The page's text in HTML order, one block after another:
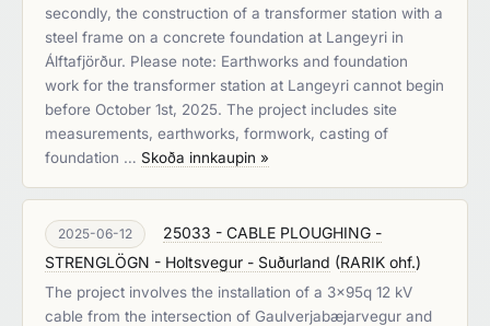
secondly, the construction of a transformer station with a
steel frame on a concrete foundation at Langeyri in
Álftafjörður. Please note: Earthworks and foundation
work for the transformer station at Langeyri cannot begin
before October 1st, 2025. The project includes site
measurements, earthworks, formwork, casting of
foundation … Skoða innkaupin »
2025-06-12
25033 - CABLE PLOUGHING -
STRENGLÖGN - Holtsvegur - Suðurland (RARIK ohf.)
The project involves the installation of a 3x95q 12 kV
cable from the intersection of Gaulverjabæjarvegur and